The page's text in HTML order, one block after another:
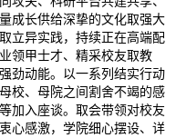
成长供给深挚的文化取强大
立异实践，持续正在高端配
领甲士才、精采校友取教
劲动能。以一系列结实行动
校、母院之间割舍不竭的感
加入座谈。取会带领对校友
心感激，学院细心摆设、详